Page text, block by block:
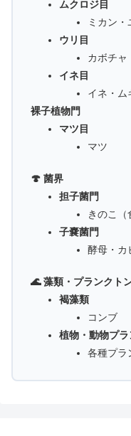
ムクロジ目
ミカン
ウリ目
カボチャ
イネ目
イネ・ム
裸子植物門
マツ目
マツ
🍄 菌界
担子菌門
きのこ（
子嚢菌門
酵母・カ
🌊 藻類・プランクト
褐藻類
コンブ
植物・動物プ
各種プラ